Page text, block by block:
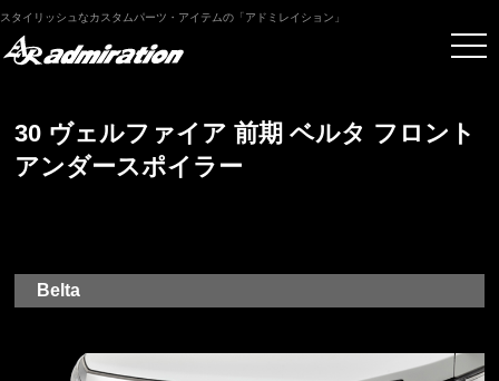
スタイリッシュなカスタムパーツ・アイテムの「アドミレイション」
30 ヴェルファイア 前期 ベルタ フロント
アンダースポイラー
Belta